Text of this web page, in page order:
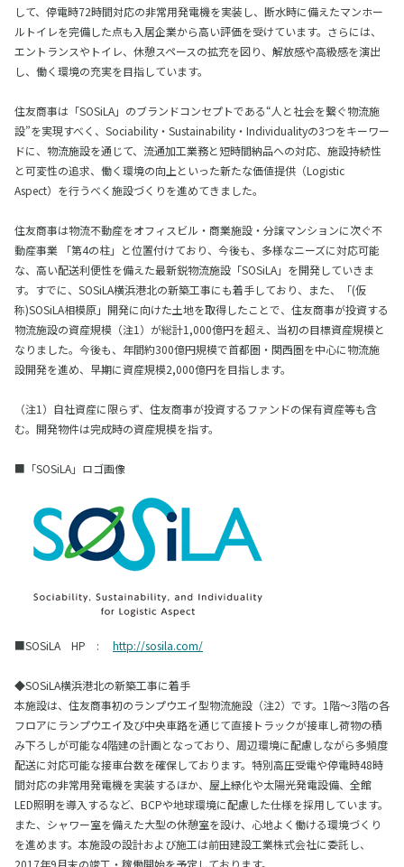
して、停電時72時間対応の非常用発電機を実装し、断水時に備えたマンホー
ルトイレを完備した点も入居企業から高い評価を受けています。さらには、
エントランスやトイレ、休憩スペースの拡充を図り、解放感や高級感を演出
し、働く環境の充実を目指しています。
住友商事は「SOSiLA」のブランドコンセプトである“人と社会を繋ぐ物流施
設”を実現すべく、Sociability・Sustainability・Individualityの3つをキーワー
ドに、物流施設を通じて、流通加工業務と短時間納品への対応、施設持続性
と可変性の追求、働く環境の向上といった新たな価値提供（Logistic
Aspect）を行うべく施設づくりを進めてきました。
住友商事は物流不動産をオフィスビル・商業施設・分譲マンションに次ぐ不
動産事業 「第4の柱」と位置付けており、今後も、多様なニーズに対応可能
な、高い配送利便性を備えた最新鋭物流施設「SOSiLA」を開発していきま
す。すでに、SOSiLA横浜港北の新築工事にも着手しており、また、「(仮
称)SOSiLA相模原」開発に向けた土地を取得したことで、住友商事が投資する
物流施設の資産規模（注1）が総計1,000億円を超え、当初の目標資産規模と
なりました。今後も、年間約300億円規模で首都圏・関西圏を中心に物流施
設開発を進め、早期に資産規模2,000億円を目指します。
（注1）自社資産に限らず、住友商事が投資するファンドの保有資産等も含
む。開発物件は完成時の資産規模を指す。
■「SOSiLA」ロゴ画像
■SOSiLA HP : http://sosila.com/
◆SOSiLA横浜港北の新築工事に着手
本施設は、住友商事初のランプウエイ型物流施設（注2）です。1階～3階の各
フロアにランプウエイ及び中央車路を通じて直接トラックが接車し荷物の積
み下ろしが可能な4階建の計画となっており、周辺環境に配慮しながら多頻度
配送に対応可能な接車台数を確保しております。特別高圧受電や停電時48時
間対応の非常用発電機を実装するほか、屋上緑化や太陽光発電設備、全館
LED照明を導入するなど、BCPや地球環境に配慮した仕様を採用しています。
また、シャワー室を備えた大型の休憩室を設け、心地よく働ける環境づくり
を進めます。本施設の設計および施工は前田建設工業株式会社に委託し、
2017年9月末の竣工・稼働開始を予定しております。